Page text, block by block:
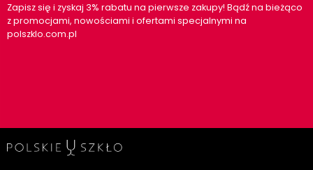
Zapisz się i zyskaj 3% rabatu na pierwsze zakupy! Bądź na bieżąco
z promocjami, nowościami i ofertami specjalnymi na
polszklo.com.pl